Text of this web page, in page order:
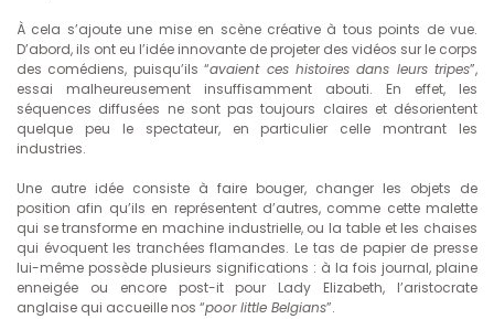
À cela s’ajoute une mise en scène créative à tous points de vue.
D’abord, ils ont eu l’idée innovante de projeter des vidéos sur le corps
des comédiens, puisqu’ils “avaient ces histoires dans leurs tripes”,
essai malheureusement insuffisamment abouti. En effet, les
séquences diffusées ne sont pas toujours claires et désorientent
quelque peu le spectateur, en particulier celle montrant les
industries.
Une autre idée consiste à faire bouger, changer les objets de
position afin qu’ils en représentent d’autres, comme cette malette
qui se transforme en machine industrielle, ou la table et les chaises
qui évoquent les tranchées flamandes. Le tas de papier de presse
lui-même possède plusieurs significations : à la fois journal, plaine
enneigée ou encore post-it pour Lady Elizabeth, l’aristocrate
anglaise qui accueille nos “poor little Belgians”.